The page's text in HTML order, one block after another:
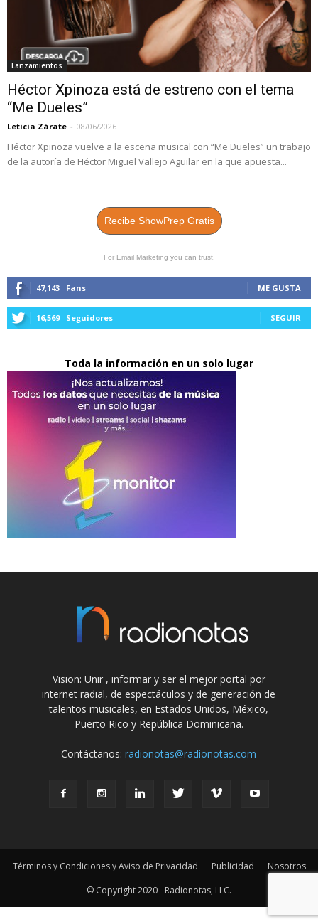
Lanzamientos
Héctor Xpinoza está de estreno con el tema
“Me Dueles”
Leticia Zárate - 08/06/2026
Héctor Xpinoza vuelve a la escena musical con “Me Dueles” un trabajo
de la autoría de Héctor Miguel Vallejo Aguilar en la que apuesta...
Recibe ShowPrep Gratis
For Email Marketing you can trust.
47,143 Fans ME GUSTA
16,569 Seguidores SEGUIR
Toda la información en un solo lugar
Vision: Unir , informar y ser el mejor portal por
internet radial, de espectáculos y de generación de
talentos musicales, en Estados Unidos, México,
Puerto Rico y República Dominicana.
Contáctanos:radionotas@radionotas.com
Términos y Condiciones y Aviso de Privacidad Publicidad
Nosotros
© Copyright 2020 - Radionotas, LLC.